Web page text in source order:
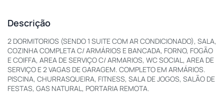
Descrição
2 DORMITORIOS (SENDO 1 SUITE COM AR CONDICIONADO), SALA,
COZINHA COMPLETA C/ ARMÁRIOS E BANCADA, FORNO, FOGÃO
E COIFFA, AREA DE SERVIÇO C/ ARMARIOS, WC SOCIAL, AREA DE
SERVIÇO E 2 VAGAS DE GARAGEM. COMPLETO EM ARMÁRIOS.
PISCINA, CHURRASQUEIRA, FITNESS, SALA DE JOGOS, SALÃO DE
FESTAS, GAS NATURAL, PORTARIA REMOTA.